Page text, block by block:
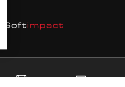
6
موقع البرامج